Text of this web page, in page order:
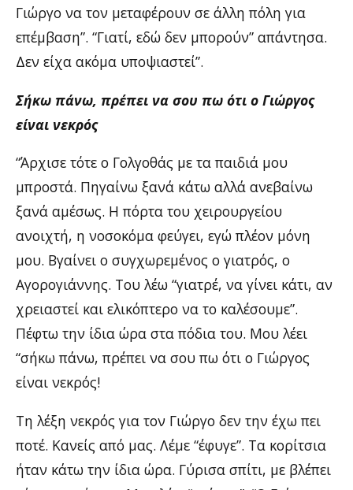
Γιώργο να τον μεταφέρουν σε άλλη πόλη για
επέμβαση”. “Γιατί, εδώ δεν μπορούν” απάντησα.
Δεν είχα ακόμα υποψιαστεί”.
Σήκω πάνω, πρέπει να σου πω ότι ο Γιώργος
είναι νεκρός
“Άρχισε τότε ο Γολγοθάς με τα παιδιά μου
μπροστά. Πηγαίνω ξανά κάτω αλλά ανεβαίνω
ξανά αμέσως. Η πόρτα του χειρουργείου
ανοιχτή, η νοσοκόμα φεύγει, εγώ πλέον μόνη
μου. Βγαίνει ο συγχωρεμένος ο γιατρός, ο
Αγορογιάννης. Του λέω “γιατρέ, να γίνει κάτι, αν
χρειαστεί και ελικόπτερο να το καλέσουμε”.
Πέφτω την ίδια ώρα στα πόδια του. Μου λέει
“σήκω πάνω, πρέπει να σου πω ότι ο Γιώργος
είναι νεκρός!
Τη λέξη νεκρός για τον Γιώργο δεν την έχω πει
ποτέ. Κανείς από μας. Λέμε “έφυγε”. Τα κορίτσια
ήταν κάτω την ίδια ώρα. Γύρισα σπίτι, με βλέπει